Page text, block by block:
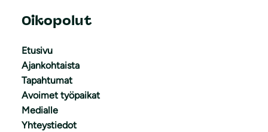
Oikopolut
Etusivu
Ajankohtaista
Tapahtumat
Avoimet työpaikat
Medialle
Yhteystiedot